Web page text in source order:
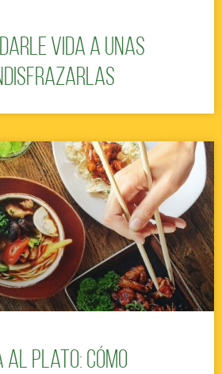
vida a unas
al plato: cómo